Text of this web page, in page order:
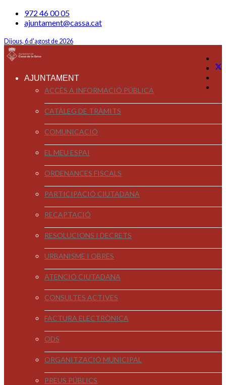
972 46 00 05
ajuntament@cassa.cat
Dijous, 6 d'agost de 2026
AJUNTAMENT
ACCÉS A INFORMACIÓ PÚBLICA
CATÀLEG DE TRÀMITS
COMUNICACIÓ
EL MEU ESPAI
ORDENANCES FISCALS
PARTICIPACIÓ CIUTADANA
RECAPTACIÓ
RESOLUCIONS I DECRETS
URBANISME I OBRES
ATENCIÓ CIUTADANA
CONSULTES ACTIVES
FACTURA ELECTRÒNICA
ODS
ORGANITZACIÓ MUNICIPAL
PREUS PÚBLICS